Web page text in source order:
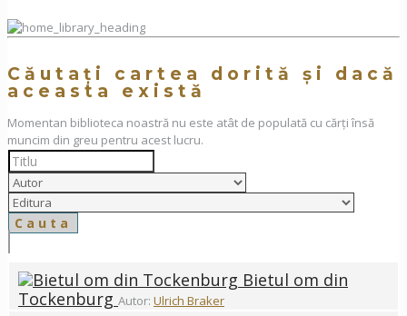
Căutați cartea dorită și dacă
aceasta există
Momentan biblioteca noastră nu este atât de populată cu cărți însă
muncim din greu pentru acest lucru.
Bietul om din
Tockenburg Autor: Ulrich Braker